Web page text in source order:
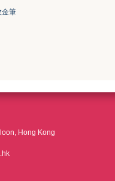
金筆
Hong Kong